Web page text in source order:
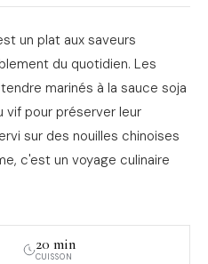
un plat aux saveurs
du quotidien. Les
marinés à la sauce soja
vif pour préserver leur
sur des nouilles chinoises
c'est un voyage culinaire
20 min
CUISSON